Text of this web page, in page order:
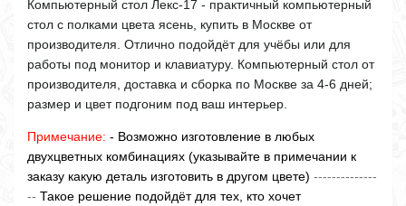
Компьютерный стол Лекс-17 - практичный компьютерный
стол с полками цвета ясень, купить в Москве от
производителя. Отлично подойдёт для учёбы или для
работы под монитор и клавиатуру. Компьютерный стол от
производителя, доставка и сборка по Москве за 4-6 дней;
размер и цвет подгоним под ваш интерьер.
Примечание: - Возможно изготовление в любых
двухцветных комбинациях (указывайте в примечании к
заказу какую деталь изготовить в другом цвете) --------------
-- Такое решение подойдёт для тех, кто хочет